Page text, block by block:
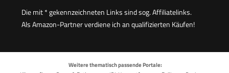
Die mit * gekennzeichneten Links sind sog. Affiliatelinks.
Als Amazon-Partner verdiene ich an qualifizierten Käufen!
Weitere thematisch passende Portale: